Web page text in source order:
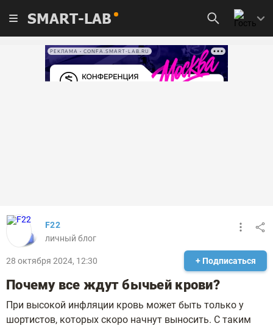
SMART-LAB
РЕКЛАМА • CONFA.SMART-LAB.RU
F22
личный блог
28 октября 2024, 12:30 + Подписаться
Почему все ждут бычьей крови?
При высокой инфляции кровь может быть только у
шортистов, которых скоро начнут выносить. С таким